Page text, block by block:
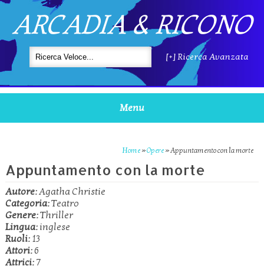
ARCADIA & RICONO
[+] Ricerca Avanzata
Menu
Home »Opere »Appuntamento con la morte
Appuntamento con la morte
Autore:Agatha Christie
Categoria:Teatro
Genere:Thriller
Lingua:inglese
Ruoli:13
Attori:6
Attrici:7